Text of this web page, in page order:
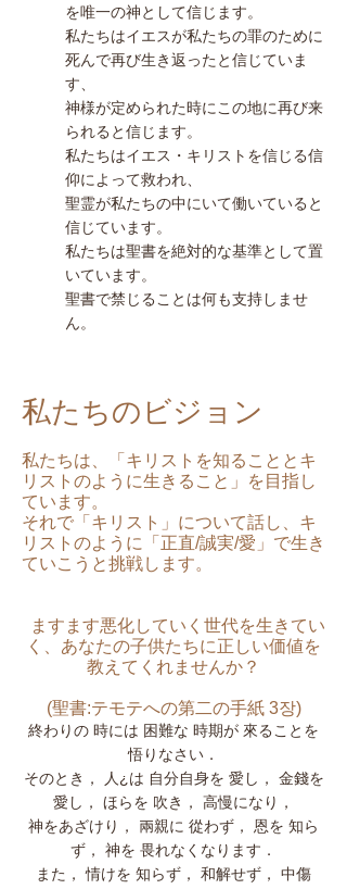
を唯一の神として信じます。
私たちはイエスが私たちの罪のために
死んで再び生き返ったと信じていま
す、
神様が定められた時にこの地に再び来
られると信じます。
私たちはイエス・キリストを信じる信
仰によって救われ、
聖霊が私たちの中にいて働いていると
信じています。
私たちは聖書を絶対的な基準として置
いています。
聖書で禁じることは何も支持しませ
ん。
私たちのビジョン
私たちは、「キリストを知ることとキ
リストのように生きること」を目指し
ています。
それで「キリスト」について話し、キ
リストのように「正直/誠実/愛」で生き
ていこうと挑戦します。
ますます悪化していく世代を生きてい
く、あなたの子供たちに正しい価値を
教えてくれませんか？
​(聖書:テモテへの第二の手紙 3장)
終わりの 時には 困難な 時期が 來ることを
悟りなさい．
そのとき， 人¿は 自分自身を 愛し， 金錢を
愛し， ほらを 吹き， 高慢になり，
神をあざけり， 兩親に 從わず， 恩を 知ら
ず， 神を 畏れなくなります．
また， 情けを 知らず， 和解せず， 中傷